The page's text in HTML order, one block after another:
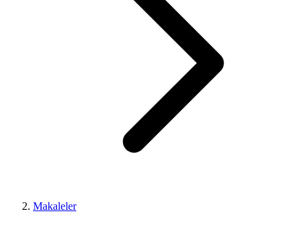
Makaleler